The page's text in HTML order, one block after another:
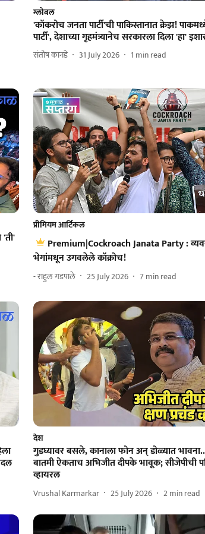
ग्लोबल
'कॉकरोच जनता पार्टी'ची पाकिस्तानात क्रेझ!
पार्टी', देशाच्या गृहमंत्र्यानेच सरकारला दिला 'हा'
संतोष कानडे 31 July 2026 1 min read
प्रीमियम आर्टिकल
Premium|Cockroach Janata Party :
भेगांमधून उगवलेले कॉक्रोच!
- राहुल गडपाले 25 July 2026 7min read
देश
गुडघ्यावर बसले, कानाला फोन अन् डोळ्यात भावना...
बातमी ऐकताच अभिजीत दीपके भावूक; सीजेपीची
व्हायरल
Vrushal Karmarkar 25 July 2026 2min read